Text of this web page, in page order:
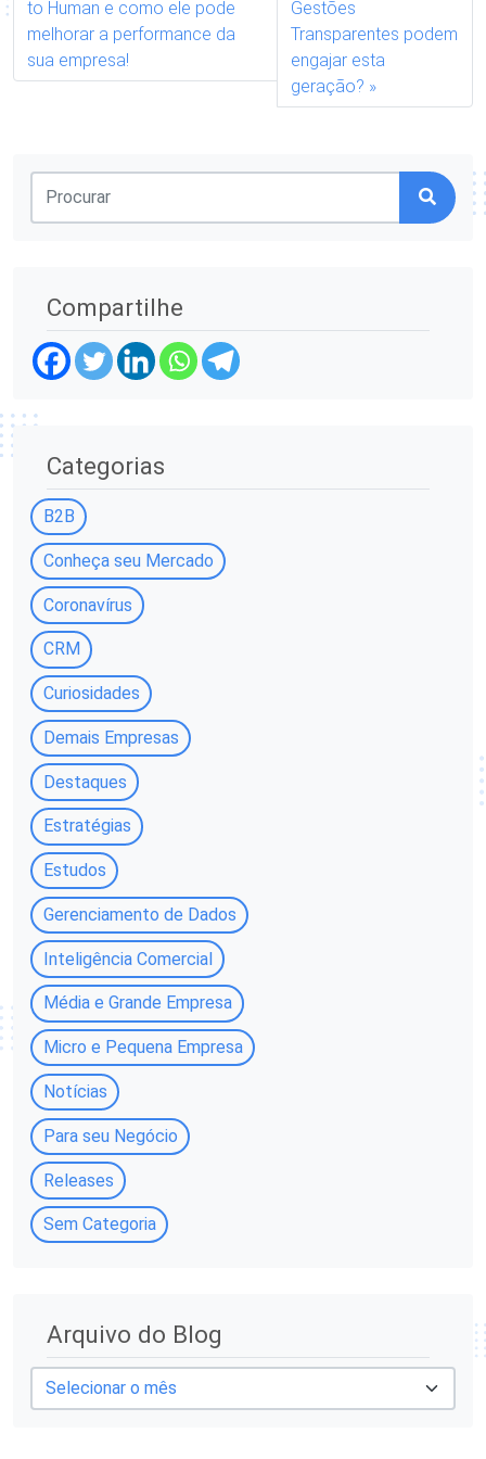
to Human e como ele pode
melhorar a performance da
sua empresa!
Gestões
Transparentes podem
engajar esta
geração?
Compartilhe
Categorias
B2B
Conheça seu Mercado
Coronavírus
CRM
Curiosidades
Demais Empresas
Destaques
Estratégias
Estudos
Gerenciamento de Dados
Inteligência Comercial
Média e Grande Empresa
Micro e Pequena Empresa
Notícias
Para seu Negócio
Releases
Sem Categoria
Arquivo do Blog
q